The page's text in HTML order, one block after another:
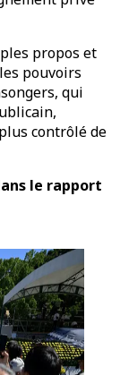
propos et
pouvoirs
qui
contrôlé de
le rapport